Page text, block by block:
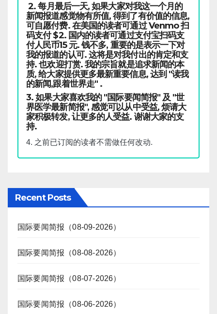
2. 每月最后一天, 如果大家对我这一个月的
新闻报道感觉物有所值, 得到了有价值的信息,
可自愿付费. 在美国的读者可通过 Venmo 扫
码支付 $2. 国内的读者可通过支付宝扫码支
付人民币15 元. 钱不多, 重要的是表示一下对
我的报道的认可. 这将是对我付出的肯定和支
持. 也欢迎打赏. 我的宗旨就是追求新闻的本
质, 给大家提供更多最新重要信息, 达到 "读我
的新闻,跟着世界走" .
3. 如果大家喜欢我的 "国际要闻简报" 及 "世
界医学最新简报", 感觉可以从中受益, 烦请大
家积极转发, 让更多的人受益. 谢谢大家的支
持.
4. 之前已订阅的读者不需做任何改动.
Recent Posts
国际要闻简报（08-09-2026）
国际要闻简报（08-08-2026）
国际要闻简报（08-07-2026）
国际要闻简报（08-06-2026）